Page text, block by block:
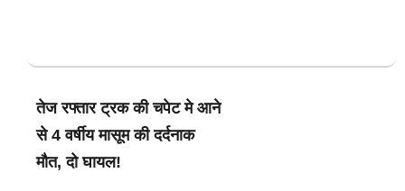
तेज रफ्तार ट्रक की चपेट मे आने
से 4 वर्षीय मासूम की दर्दनाक
मौत, दो घायल!